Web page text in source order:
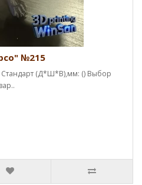
№215
(Д*Ш*В),мм: () Выбор